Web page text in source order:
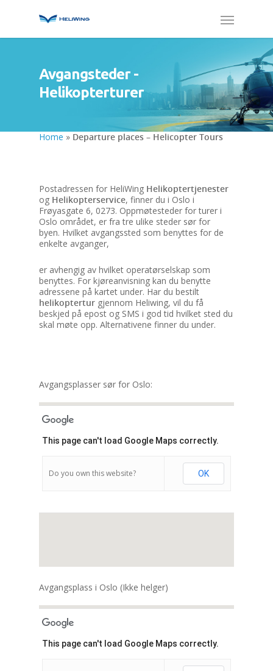
Avgangsteder -
Helikopterturer
Home » Departure places – Helicopter Tours
Postadressen for HeliWing Helikoptertjenester
og Helikopterservice, finner du i Oslo i
Frøyasgate 6, 0273. Oppmøtesteder for turer i
Oslo området, er fra tre ulike steder sør for
byen. Hvilket avgangssted som benyttes for de
enkelte avganger,
er avhengig av hvilket operatørselskap som
benyttes. For kjøreanvisning kan du benytte
adressene på kartet under. Har du bestilt
helikoptertur gjennom Heliwing, vil du få
beskjed på epost og SMS i god tid hvilket sted du
skal møte opp. Alternativene finner du under.
Avgangsplasser sør for Oslo:
This page can't load Google Maps correctly.
Do you own this website? OK
Avgangsplass i Oslo (Ikke helger)
This page can't load Google Maps correctly.